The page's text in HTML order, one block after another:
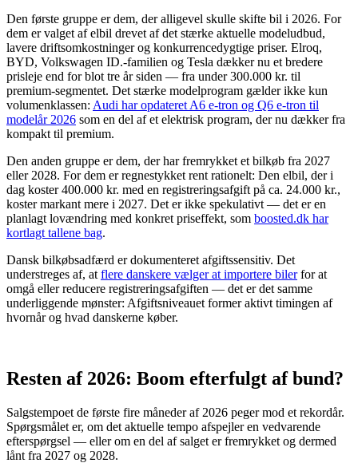
Den første gruppe er dem, der alligevel skulle skifte bil i 2026. For
dem er valget af elbil drevet af det stærke aktuelle modeludbud,
lavere driftsomkostninger og konkurrencedygtige priser. Elroq,
BYD, Volkswagen ID.-familien og Tesla dækker nu et bredere
prisleje end for blot tre år siden — fra under 300.000 kr. til
premium-segmentet. Det stærke modelprogram gælder ikke kun
volumenklassen: Audi har opdateret A6 e-tron og Q6 e-tron til
modelår 2026 som en del af et elektrisk program, der nu dækker fra
kompakt til premium.
Den anden gruppe er dem, der har fremrykket et bilkøb fra 2027
eller 2028. For dem er regnestykket rent rationelt: Den elbil, der i
dag koster 400.000 kr. med en registreringsafgift på ca. 24.000 kr.,
koster markant mere i 2027. Det er ikke spekulativt — det er en
planlagt lovændring med konkret priseffekt, som boosted.dk har
kortlagt tallene bag.
Dansk bilkøbsadfærd er dokumenteret afgiftssensitiv. Det
understreges af, at flere danskere vælger at importere bilerfor at
omgå eller reducere registreringsafgiften — det er det samme
underliggende mønster: Afgiftsniveauet former aktivt timingen af
hvornår og hvad danskerne køber.
Resten af 2026: Boom efterfulgt af bund?
Salgstempoet de første fire måneder af 2026 peger mod et rekordår.
Spørgsmålet er, om det aktuelle tempo afspejler en vedvarende
efterspørgsel — eller om en del af salget er fremrykket og dermed
lånt fra 2027 og 2028.